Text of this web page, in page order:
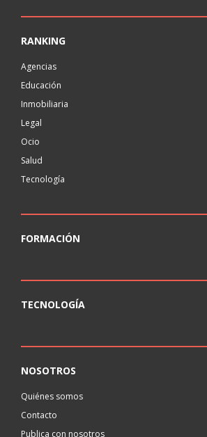
RANKING
Agencias
Educación
Inmobiliaria
Legal
Ocio
Salud
Tecnología
FORMACIÓN
TECNOLOGÍA
NOSOTROS
Quiénes somos
Contacto
Publica con nosotros